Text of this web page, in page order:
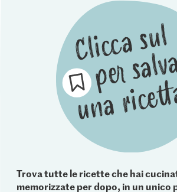
Trova tutte le ricette che hai
memorizzate per dopo, in un unico